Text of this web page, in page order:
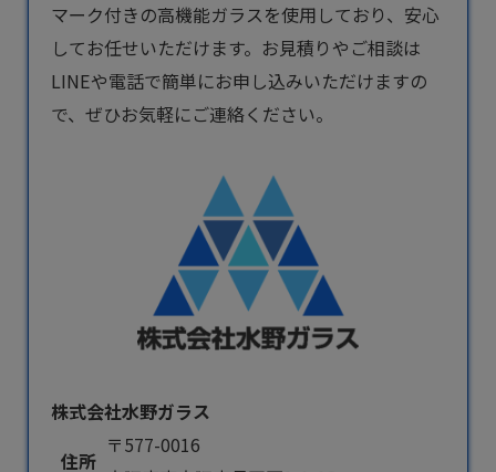
マーク付きの高機能ガラスを使用しており、安心
してお任せいただけます。お見積りやご相談は
LINEや電話で簡単にお申し込みいただけますの
で、ぜひお気軽にご連絡ください。
株式会社水野ガラス
住所
〒577-0016